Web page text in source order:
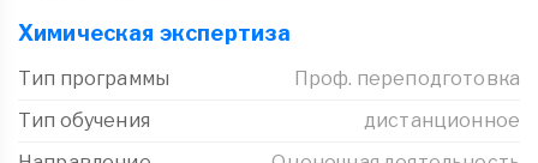
Химическая экспертиза
Тип программы
Проф. переподготовка
Тип обучения
дистанционное